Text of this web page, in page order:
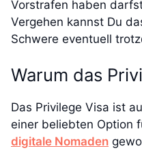
Vorstrafen haben
Vergehen kannst Du
Schwere eventuell
Warum das
Das Privilege Visa ist
einer beliebten Option
digitale Nomaden